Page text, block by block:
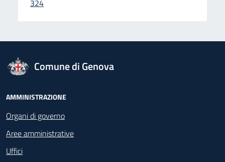
324
logo Unione Europea
Comune di Genova
Footer - Navigazione
AMMINISTRAZIONE
Organi di governo
Aree amministrative
Uffici